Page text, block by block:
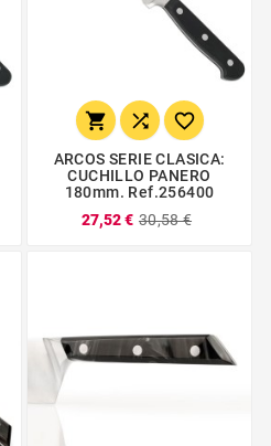
  
ARCOS SERIE CLASICA:
CUCHILLO PANERO
180mm. Ref.256400
27,52 € 30,58 €